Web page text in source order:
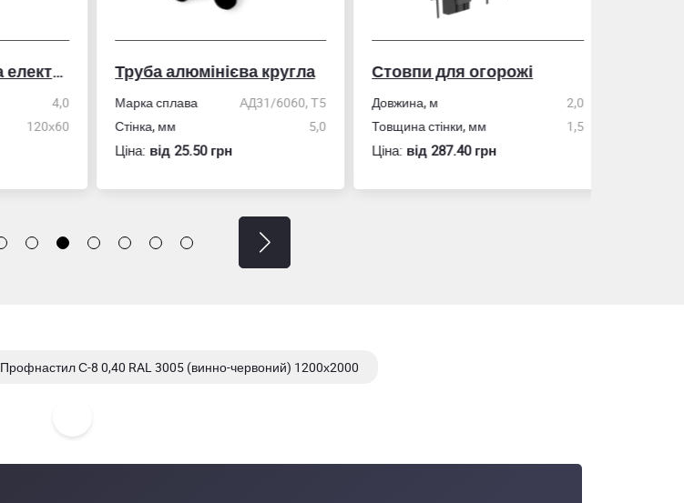
Труба нержавіюча електрозварна профільна
120х60
Труба алюмінієва кругла
Марка сплава
АД31/6060, Т5
Стінка, мм
Ціна:вiд 25.50 грн
Стовпи для огорожі
Довжина, м
Товщина стінки, мм
Ціна:вiд 287.40 грн
Профнастил С-8 0,40 RAL 3005 (винно-червоний) 1200х2000